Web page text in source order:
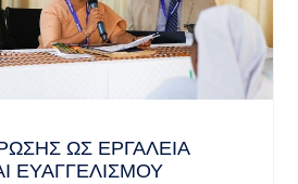
ΩΣ ΕΡΓΑΛΕΊΑ
ΕΥΑΓΓΕΛΙΣΜΟΎ